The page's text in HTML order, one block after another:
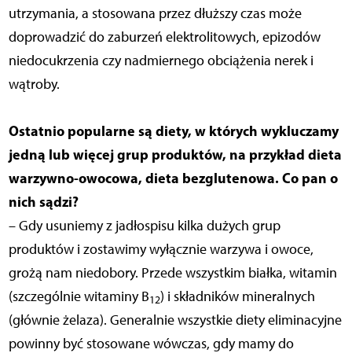
utrzymania, a stosowana przez dłuższy czas może
doprowadzić do zaburzeń elektrolitowych, epizodów
niedocukrzenia czy nadmiernego obciążenia nerek i
wątroby.
Ostatnio popularne są diety, w których wykluczamy
jedną lub więcej grup produktów, na przykład dieta
warzywno-owocowa, dieta bezglutenowa. Co pan o
nich sądzi?
– Gdy usuniemy z jadłospisu kilka dużych grup
produktów i zostawimy wyłącznie warzywa i owoce,
grożą nam niedobory. Przede wszystkim białka, witamin
(szczególnie witaminy B12) i składników mineralnych
(głównie żelaza). Generalnie wszystkie diety eliminacyjne
powinny być stosowane wówczas, gdy mamy do